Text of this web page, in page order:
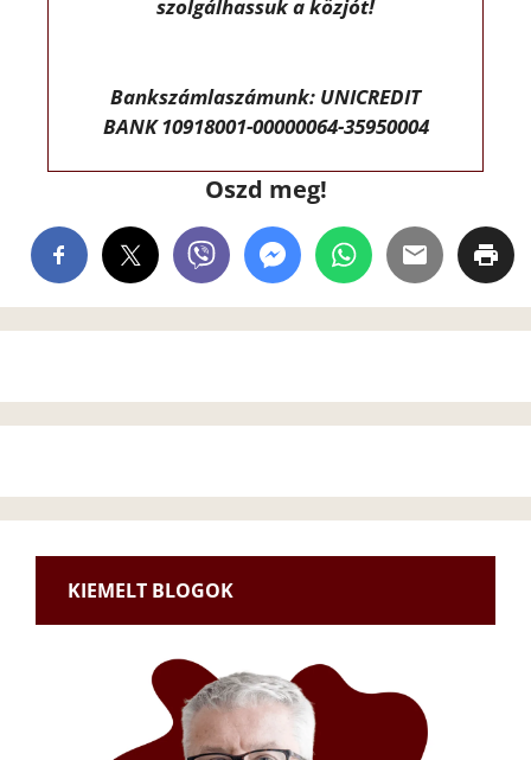
szolgálhassuk a közjót!
Bankszámlaszámunk: UNICREDIT
BANK 10918001-00000064-35950004
Oszd meg!
KIEMELT BLOGOK